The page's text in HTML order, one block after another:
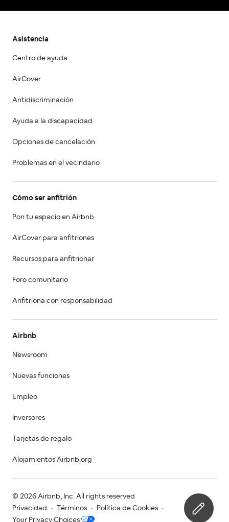
Asistencia
Centro de ayuda
AirCover
Antidiscriminación
Ayuda a la discapacidad
Opciones de cancelación
Problemas en el vecindario
Cómo ser anfitrión
Pon tu espacio en Airbnb
AirCover para anfitriones
Recursos para anfitrionar
Foro comunitario
Anfitriona con responsabilidad
Airbnb
Newsroom
Nuevas funciones
Empleo
Inversores
Tarjetas de regalo
Alojamientos Airbnb.org
© 2026 Airbnb, Inc. All rights reserved
Privacidad
· Términos · Política de Cookies
·
Your Privacy Choices